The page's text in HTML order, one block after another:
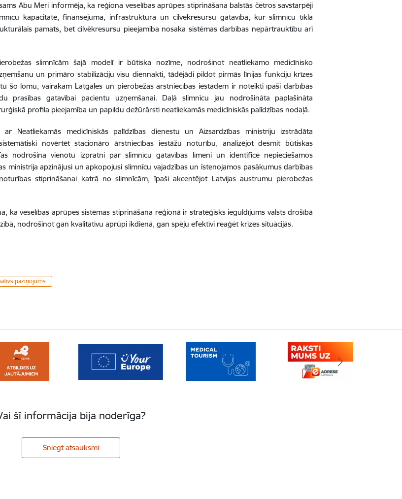
Abu Meri informēja, ka reģiona veselības aprūpes stiprināšana balstās četros savstarpēji
kapacitātē, finansējumā, infrastruktūrā un cilvēkresursu gatavībā, kur slimnīcu tīkla
pamats, bet cilvēkresursu pieejamība nosaka sistēmas darbības nepārtrauktību arī
slimnīcām šajā modelī ir būtiska nozīme, nodrošinot neatliekamo medicīnisko
un primāro stabilizāciju visu diennakti, tādējādi pildot pirmās līnijas funkciju krīzes
šo lomu, vairākām Latgales un pierobežas ārstniecības iestādēm ir noteikti īpaši darbības
prasības gatavībai pacientu uzņemšanai. Daļā slimnīcu jau nodrošināta paplašināta
profila pieejamība un papildu dežūrārsti neatliekamās medicīniskās palīdzības nodaļā.
ar Neatliekamās medicīniskās palīdzības dienestu un Aizsardzības ministriju izstrādāta
novērtēt stacionāro ārstniecības iestāžu noturību, analizējot desmit būtiskas
nodrošina vienotu izpratni par slimnīcu gatavības līmeni un identificē nepieciešamos
ministrija apzinājusi un apkopojusi slimnīcu vajadzības un īstenojamos pasākumus darbības
stiprināšanai katrā no slimnīcām, īpaši akcentējot Latvijas austrumu pierobežas
ka veselības aprūpes sistēmas stiprināšana reģionā ir stratēģisks ieguldījums valsts drošībā
nodrošinot gan kvalitatīvu aprūpi ikdienā, gan spēju efektīvi reaģēt krīzes situācijās.
paziņojums
šī informācija bija noderīga?
Sniegt atsauksmi